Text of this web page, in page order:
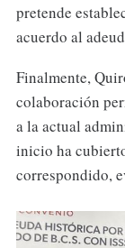
pretende
acuerdo al
Finalmente,
colaboración
a la actual
inicio ha
correspondido,